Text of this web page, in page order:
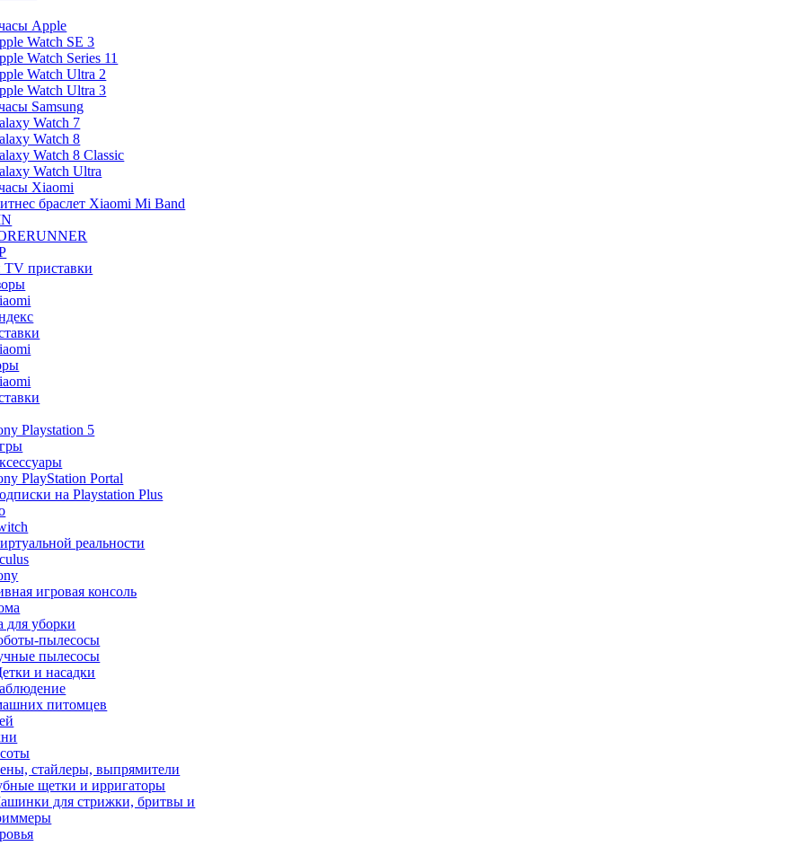
Apple
Watch SE 3
Watch Series 11
Watch Ultra 2
Watch Ultra 3
Samsung
Watch 7
Watch 8
Watch 8 Classic
Watch Ultra
Xiaomi
браслет Xiaomi Mi Band
TV приставки
Playstation 5
PlayStation Portal
на Playstation Plus
реальности
игровая консоль
для уборки
пылесосы
пылесосы
и насадки
питомцев
стайлеры, выпрямители
щетки и ирригаторы
для стрижки, бритвы и